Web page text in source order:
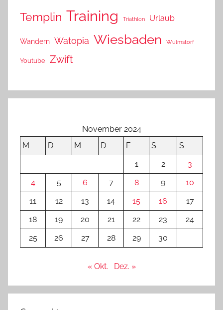
Templin Training Triathlon Urlaub
Wandern Watopia Wiesbaden Wulmstorf
Youtube Zwift
November 2024
M
D M D F S
S
1
2
3
4
5 6 7 8 9
10
11
12 13 14 15 16
17
18
19 20 21 22 23
24
25
26 27 28 29 30
« Okt. Dez. »